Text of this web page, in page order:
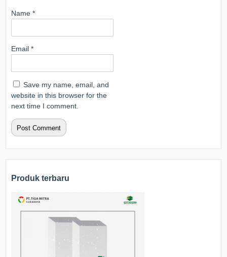
Name*
Email*
Save my name, email, and
website in this browser for the
next time I comment.
Produk terbaru